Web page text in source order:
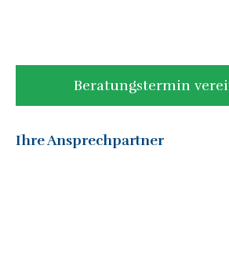
Beratungstermin
Ihre Ansprechpartner